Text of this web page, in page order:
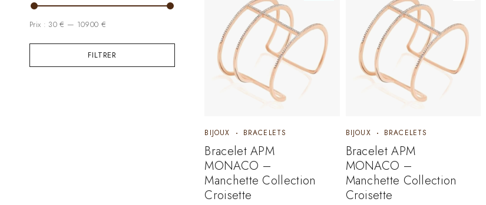
FILTRER
Prix : 30 € — 10900 €
BIJOUX BRACELETS
Bracelet APM
MONACO –
Manchette Collection
Croisette
BIJOUX BRACELETS
Bracelet APM
MONACO –
Manchette Collection
Croisette